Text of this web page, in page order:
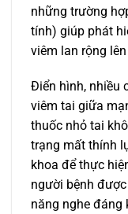
những trường
tính) giúp phát
viêm lan rộng
Điển hình, nhiều
viêm tai giữa
thuốc nhỏ tai
trạng mất thính
khoa để thực
người bệnh
năng nghe đáng